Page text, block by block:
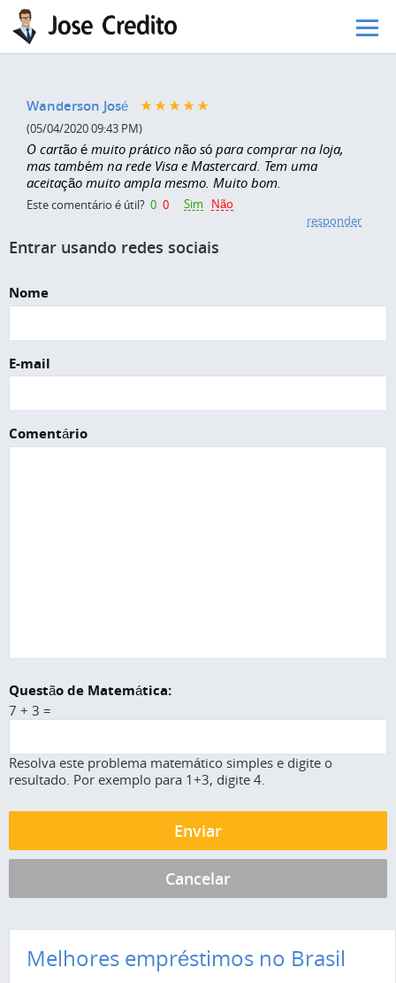
Pular para o conteúdo principal
Wanderson José
(05/04/2020 09:43 PM)
O cartão é muito prático não só para comprar na loja,
mas também na rede Visa e Mastercard. Tem uma
aceitação muito ampla mesmo. Muito bom.
Este comentário é útil? 0 0 Sim
Não
responder
Entrar usando redes sociais
Nome
E-mail
Comentário
Questão de Matemática:
7 + 3 =
Resolva este problema matemático simples e digite o
resultado. Por exemplo para 1+3, digite 4.
Melhores empréstimos no Brasil